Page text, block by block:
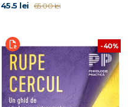
45.5 lei 65.00 lei
-40%